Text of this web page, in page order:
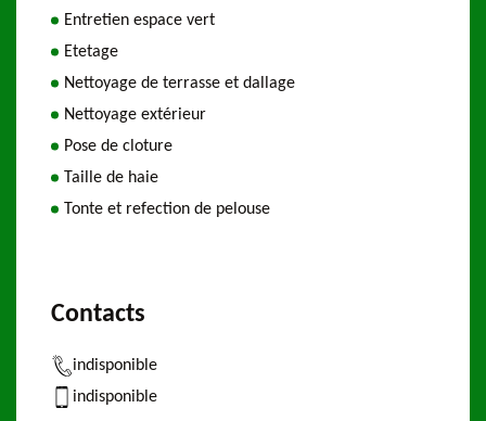
Entretien espace vert
Etetage
Nettoyage de terrasse et dallage
Nettoyage extérieur
Pose de cloture
Taille de haie
Tonte et refection de pelouse
Contacts
indisponible
indisponible